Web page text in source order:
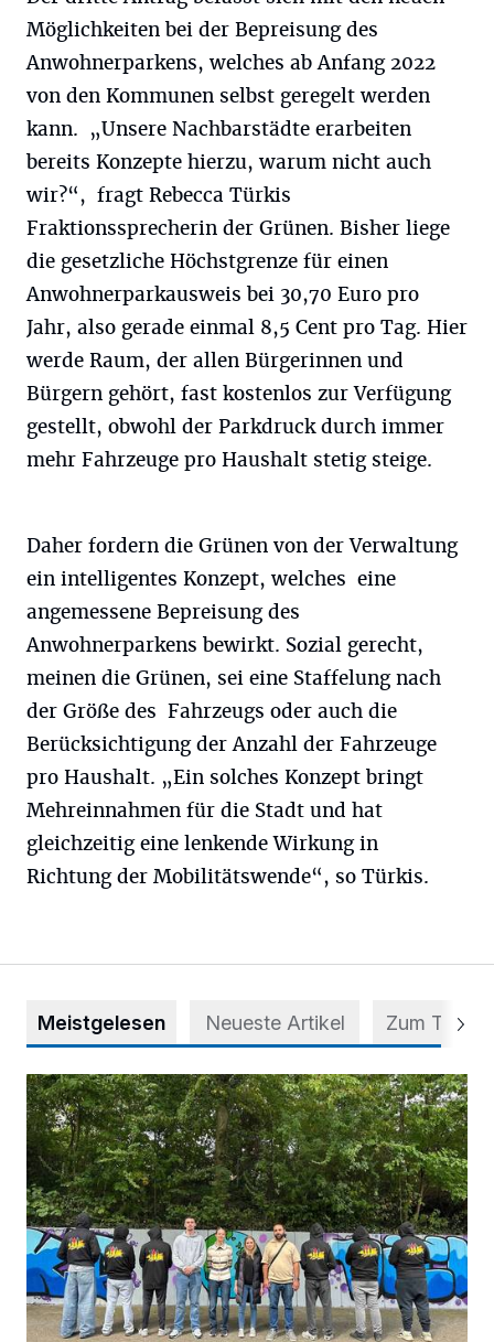
Möglichkeiten bei der Bepreisung des
Anwohnerparkens, welches ab Anfang 2022
von den Kommunen selbst geregelt werden
kann. „Unsere Nachbarstädte erarbeiten
bereits Konzepte hierzu, warum nicht auch
wir?“, fragt Rebecca Türkis
Fraktionssprecherin der Grünen. Bisher liege
die gesetzliche Höchstgrenze für einen
Anwohnerparkausweis bei 30,70 Euro pro
Jahr, also gerade einmal 8,5 Cent pro Tag. Hier
werde Raum, der allen Bürgerinnen und
Bürgern gehört, fast kostenlos zur Verfügung
gestellt, obwohl der Parkdruck durch immer
mehr Fahrzeuge pro Haushalt stetig steige.
Daher fordern die Grünen von der Verwaltung
ein intelligentes Konzept, welches eine
angemessene Bepreisung des
Anwohnerparkens bewirkt. Sozial gerecht,
meinen die Grünen, sei eine Staffelung nach
der Größe des Fahrzeugs oder auch die
Berücksichtigung der Anzahl der Fahrzeuge
pro Haushalt. „Ein solches Konzept bringt
Mehreinnahmen für die Stadt und hat
gleichzeitig eine lenkende Wirkung in
Richtung der Mobilitätswende“, so Türkis.
Meistgelesen Neueste Artikel Zum Thema
Aus Grau wird Haltung